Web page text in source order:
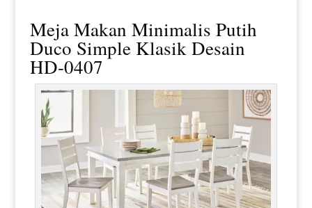
Meja Makan Minimalis Putih
Duco Simple Klasik Desain
HD-0407